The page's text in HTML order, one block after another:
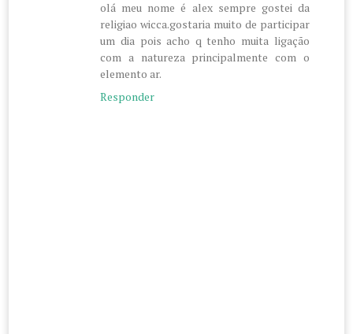
olá meu nome é alex sempre gostei da
religiao wicca.gostaria muito de participar
um dia pois acho q tenho muita ligação
com a natureza principalmente com o
elemento ar.
Responder